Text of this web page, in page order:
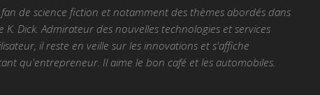
de science fiction et notamment des thèmes abordés dans
K. Dick. Admirateur des nouvelles technologies et services
il reste en veille sur les innovations et s'affiche
qu'entrepreneur. Il aime le bon café et les automobiles.